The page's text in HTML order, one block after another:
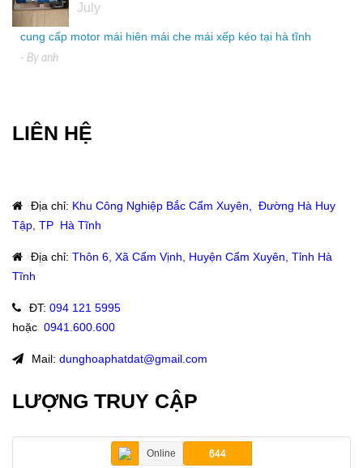
July
cung cấp motor mái hiên mái che mái xếp kéo tại hà tĩnh
- By anh
LIÊN HỆ
Địa chỉ: Khu Công Nghiệp Bắc Cẩm Xuyên, Đường Hà Huy
Tập, TP Hà Tĩnh
Địa chỉ: Thôn 6, Xã Cẩm Vịnh, Huyện Cẩm Xuyên, Tỉnh Hà
Tĩnh
ĐT: 094 121 5995
hoặc: 0941.600.600
Mail: dunghoaphatdat@gmail.com
LƯỢNG TRUY CẬP
Online 644